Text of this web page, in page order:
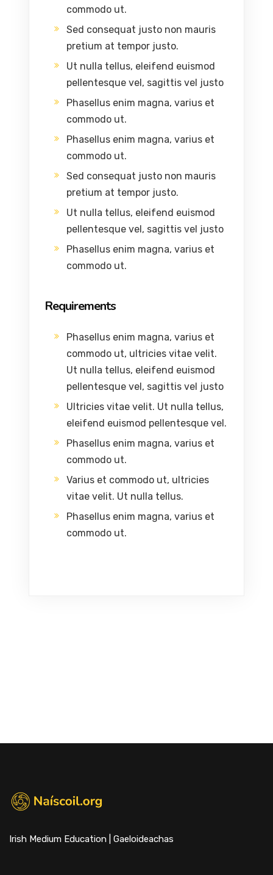
commodo ut.
Sed consequat justo non mauris
pretium at tempor justo.
Ut nulla tellus, eleifend euismod
pellentesque vel, sagittis vel justo
Phasellus enim magna, varius et
commodo ut.
Phasellus enim magna, varius et
commodo ut.
Sed consequat justo non mauris
pretium at tempor justo.
Ut nulla tellus, eleifend euismod
pellentesque vel, sagittis vel justo
Phasellus enim magna, varius et
commodo ut.
Requirements
Phasellus enim magna, varius et
commodo ut, ultricies vitae velit.
Ut nulla tellus, eleifend euismod
pellentesque vel, sagittis vel justo
Ultricies vitae velit. Ut nulla tellus,
eleifend euismod pellentesque vel.
Phasellus enim magna, varius et
commodo ut.
Varius et commodo ut, ultricies
vitae velit. Ut nulla tellus.
Phasellus enim magna, varius et
commodo ut.
Irish Medium Education | Gaeloideachas